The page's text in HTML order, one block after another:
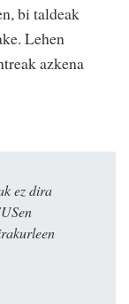
bi taldeak
Lehen
azkena
ez dira